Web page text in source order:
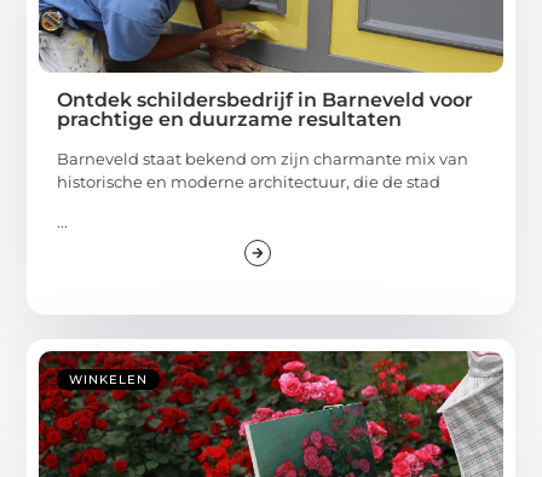
Ontdek schildersbedrijf in Barneveld voor
prachtige en duurzame resultaten
Barneveld staat bekend om zijn charmante mix van
historische en moderne architectuur, die de stad
...
WINKELEN